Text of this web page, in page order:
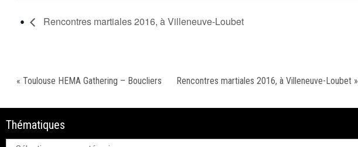
Rencontres martiales 2016, à Villeneuve-Loubet
« Toulouse HEMA Gathering – Boucliers Rencontres martiales 2016, à Villeneuve-Loubet »
Thématiques
Thématiques